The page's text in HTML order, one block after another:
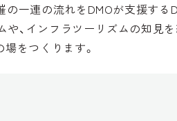
の一連の流れをDMOが支援す
、インフラツーリズムの知見
場をつくります。